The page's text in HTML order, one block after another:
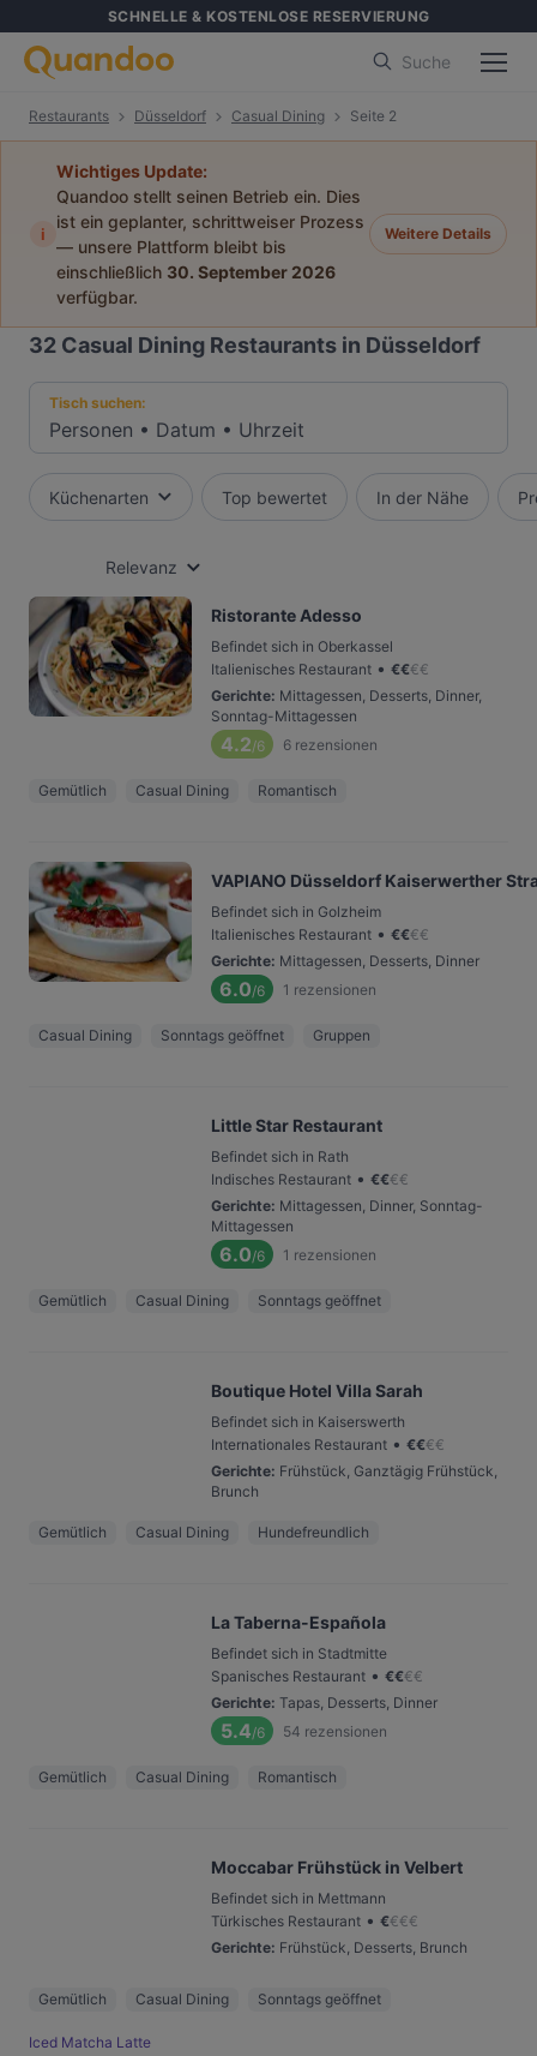
SCHNELLE & KOSTENLOSE RESERVIERUNG
Suche
Restaurants Düsseldorf Casual Dining Seite 2
i
Wichtiges Update:
Quandoo stellt seinen Betrieb ein. Dies
ist ein geplanter, schrittweiser Prozess
— unsere Plattform bleibt bis
einschließlich 30. September 2026
verfügbar.
Weitere Details
32 Casual Dining Restaurants in Düsseldorf
Tisch suchen:
Personen • Datum • Uhrzeit
Küchenarten Top bewertet In der Nähe
Relevanz
Ristorante Adesso
Befindet sich in Oberkassel
Italienisches Restaurant • €€€€
Gerichte: Mittagessen, Desserts, Dinner,
Sonntag-Mittagessen
4.2/6 6 rezensionen
Gemütlich Casual Dining Romantisch
VAPIANO Düsseldorf Kaiserwerther
Befindet sich in Golzheim
Italienisches Restaurant • €€€€
Gerichte: Mittagessen, Desserts, Dinner
6.0/6 1 rezensionen
Casual Dining Sonntags geöffnet Gruppen
Little Star Restaurant
Befindet sich in Rath
Indisches Restaurant • €€€€
Gerichte: Mittagessen, Dinner, Sonntag-
Mittagessen
6.0/6 1 rezensionen
Gemütlich Casual Dining Sonntags geöffnet
Boutique Hotel Villa Sarah
Befindet sich in Kaiserswerth
Internationales Restaurant • €€€€
Gerichte: Frühstück, Ganztägig Frühstück,
Brunch
Gemütlich Casual Dining Hundefreundlich
La Taberna-Española
Befindet sich in Stadtmitte
Spanisches Restaurant • €€€€
Gerichte: Tapas, Desserts, Dinner
5.4/6 54 rezensionen
Gemütlich Casual Dining Romantisch
Moccabar Frühstück in Velbert
Befindet sich in Mettmann
Türkisches Restaurant • €€€€
Gerichte: Frühstück, Desserts, Brunch
Gemütlich Casual Dining Sonntags geöffnet
Iced Matcha Latte